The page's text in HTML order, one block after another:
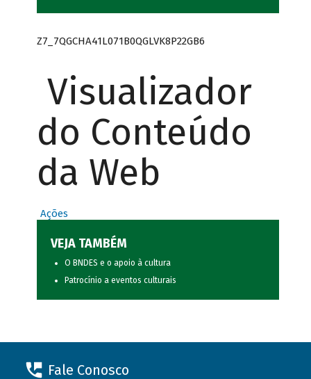
Z7_7QGCHA41L071B0QGLVK8P22GB6
Visualizador
do Conteúdo
da Web
Ações
VEJA TAMBÉM
O BNDES e o apoio à cultura
Patrocínio a eventos culturais
Fale Conosco